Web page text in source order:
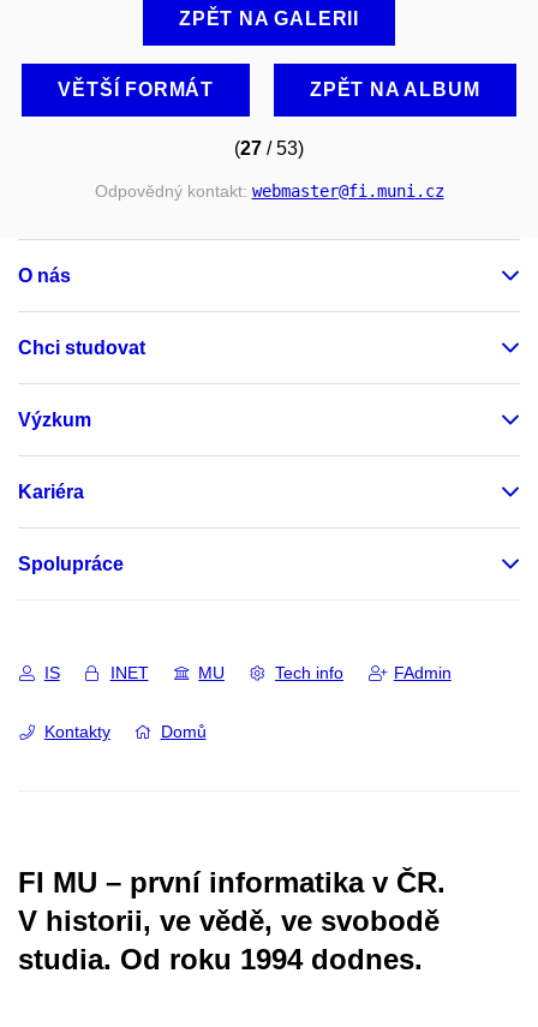
ZPĚT NA GALERII
VĚTŠÍ FORMÁT ZPĚT NA ALBUM
(27 / 53)
Odpovědný kontakt: webmaster@fi.muni.cz
O nás
Chci studovat
Výzkum
Kariéra
Spolupráce
IS INET MU Tech info FAdmin
Kontakty Domů
FI MU – první informatika v ČR.
V historii, ve vědě, ve svobodě
studia. Od roku 1994 dodnes.